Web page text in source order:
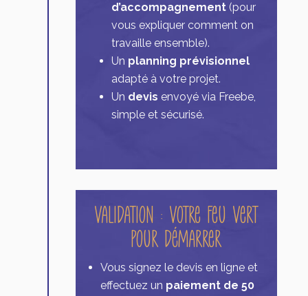
d’accompagnement(pour
vous expliquer comment on
travaille ensemble).
Un planning prévisionnel
adapté à votre projet.
Un devis envoyé via Freebe,
simple et sécurisé.
Validation : Votre feu vert
pour démarrer
Vous signez le devis en ligne et
effectuez un paiement de 50